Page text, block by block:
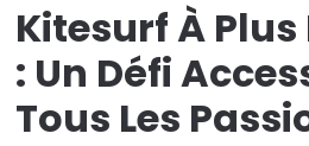
Kitesurf À Plus
: Un Défi
Tous Les